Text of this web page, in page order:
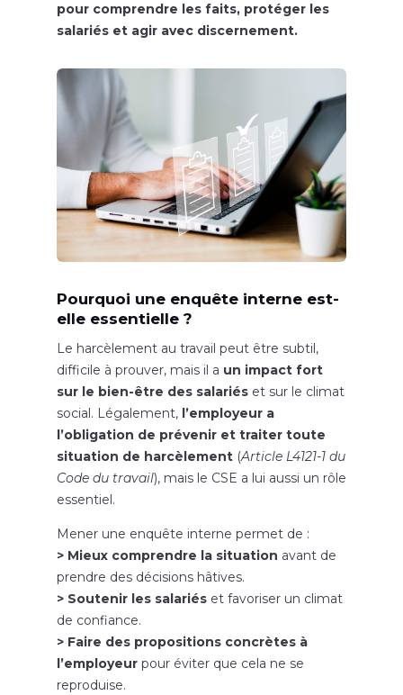
pour comprendre les faits, protéger les
salariés et agir avec discernement.
Pourquoi une enquête interne est-
elle essentielle ?
Le harcèlement au travail peut être subtil,
difficile à prouver, mais il a un impact fort
sur le bien-être des salariéset sur le climat
social. Légalement, l’employeur a
l’obligation de prévenir et traiter toute
situation de harcèlement(Article L4121-1 du
Code du travail), mais le CSE a lui aussi un rôle
essentiel.
Mener une enquête interne permet de :
> Mieux comprendre la situation avant de
prendre des décisions hâtives.
> Soutenir les salariéset favoriser un climat
de confiance.
> Faire des propositions concrètes à
l’employeurpour éviter que cela ne se
reproduise.